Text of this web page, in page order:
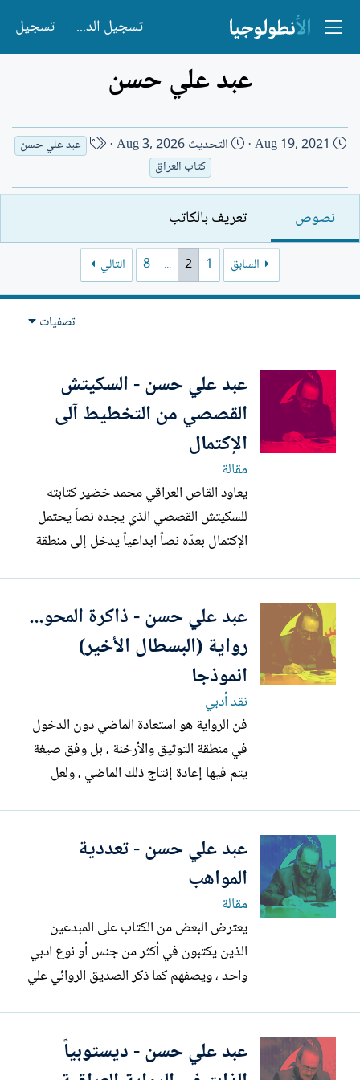
تسجيل الدخول تسجيل
عبد علي حسن
ت
ر
ي
خ
ا
ن
Aug 19, 2021 التحديث Aug 3, 2026
ا
م
ا
ك
ت
ب
عبد علي حسن
كتاب العراق
نصوص تعريف بالكاتب
السابق 1
2
...
8 التالي
تصفيات
عبد علي حسن - السكيتش
القصصي من التخطيط آلى
الإكتمال
مقالة
يعاود القاص العراقي محمد خضير كتابته
للسكيتش القصصي الذي يجده نصاً يحتمل
الإكتمال بعدّه نصاً ابداعياً يدخل إلى منطقة
صفحته ليوم 12/2/2026 محاولة واعية
لإعادة تعريف هذا الشكل السردي الذي درجت
العادة على النظر...
عبد علي حسن - ذاكرة المحو...
رواية (البسطال الأخير)
انموذجا
نقد أدبي
فن الرواية هو استعادة الماضي دون الدخول
في منطقة التوثيق والأرخنة ، بل وفق صيغة
يتم فيها إعادة إنتاج ذلك الماضي ، ولعل
والوقائع واستعادتها عند الحاجة ، ويندرج في
هذا التوصيف الحوادث التأريخية البعيدة التي
ينتمي لها...
عبد علي حسن - تعددية
المواهب
مقالة
يعترض البعض من الكتاب على المبدعين
الذين يكتبون في أكثر من جنس أو نوع ادبي
واحد ، ويصفهم كما ذكر الصديق الروائي علي
الاعتراض،في جوهره، اعتراض تصنيفي أكثر
منه نقدي، وهو نابع من تصوّر تقليدي لوظيفة
عبد علي حسن - ديستوبياً